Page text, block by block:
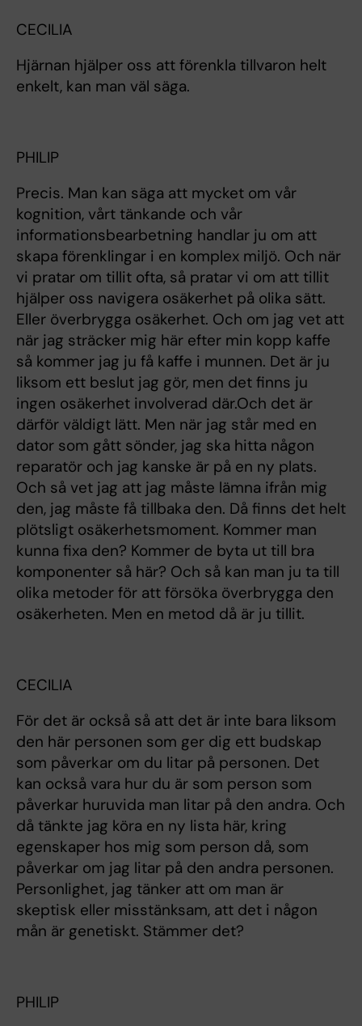
CECILIA
Hjärnan hjälper oss att förenkla tillvaron helt
enkelt, kan man väl säga.
PHILIP
Precis. Man kan säga att mycket om vår
kognition, vårt tänkande och vår
informationsbearbetning handlar ju om att
skapa förenklingar i en komplex miljö. Och när
vi pratar om tillit ofta, så pratar vi om att tillit
hjälper oss navigera osäkerhet på olika sätt.
Eller överbrygga osäkerhet. Och om jag vet att
när jag sträcker mig här efter min kopp kaffe
så kommer jag ju få kaffe i munnen. Det är ju
liksom ett beslut jag gör, men det finns ju
ingen osäkerhet involverad där.Och det är
därför väldigt lätt. Men när jag står med en
dator som gått sönder, jag ska hitta någon
reparatör och jag kanske är på en ny plats.
Och så vet jag att jag måste lämna ifrån mig
den, jag måste få tillbaka den. Då finns det helt
plötsligt osäkerhetsmoment. Kommer man
kunna fixa den? Kommer de byta ut till bra
komponenter så här? Och så kan man ju ta till
olika metoder för att försöka överbrygga den
osäkerheten. Men en metod då är ju tillit.
CECILIA
För det är också så att det är inte bara liksom
den här personen som ger dig ett budskap
som påverkar om du litar på personen. Det
kan också vara hur du är som person som
påverkar huruvida man litar på den andra. Och
då tänkte jag köra en ny lista här, kring
egenskaper hos mig som person då, som
påverkar om jag litar på den andra personen.
Personlighet, jag tänker att om man är
skeptisk eller misstänksam, att det i någon
mån är genetiskt. Stämmer det?
PHILIP